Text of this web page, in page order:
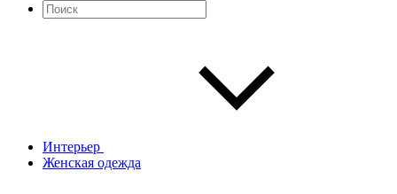
Интерьер
Женская одежда